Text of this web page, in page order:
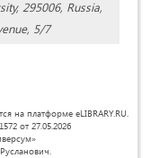
295006, Russia,
5/7
на платформе eLIBRARY.RU.
от 27.05.2026